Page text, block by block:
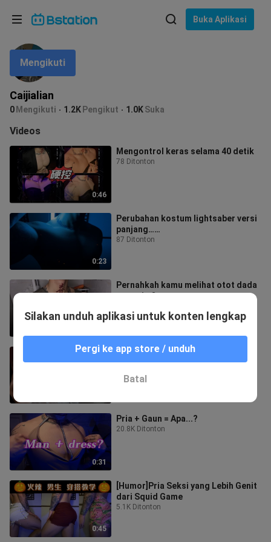
Buka Aplikasi
Caijialian
0 Mengikuti 1.2K Pengikut 1.0KSuka
Mengikuti
Videos
0:46
Mengontrol keras selama 40 detik
78 Ditonton
0:23
Perubahan kostum lightsaber versi
panjang……
87 Ditonton
Pernahkah kamu melihat otot dada
menari...?
Otot dada yang bisa menari……
838 Ditonton
0:31
Pria + Gaun = Apa...?
20.8K Ditonton
0:45
[Humor]Pria Seksi yang Lebih Genit
dari Squid Game
5.1K Ditonton
Bahasa: Bahasa Indonesia
Pilih bahasa
English
ภาษาไทย
Tiếng Việt
Bahasa Melayu
Silakan unduh aplikasi untuk konten lengkap
Pergi ke app store / unduh
Batal